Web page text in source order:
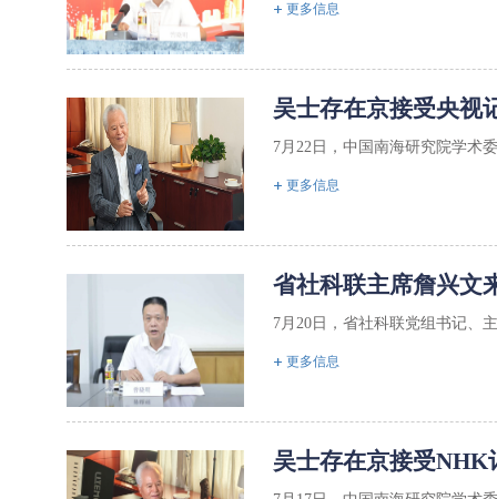
更多信息
吴士存在京接受央视
7月22日，中国南海研究院学术
更多信息
省社科联主席詹兴文
7月20日，省社科联党组书记、
更多信息
吴士存在京接受NHK